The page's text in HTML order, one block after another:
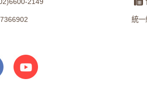
、電子郵件、出生日期、性別、行業
您個人的資料。對於您主動提供的個
負任何連帶責任。
統